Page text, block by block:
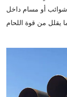
شوائب أو مسام داخل